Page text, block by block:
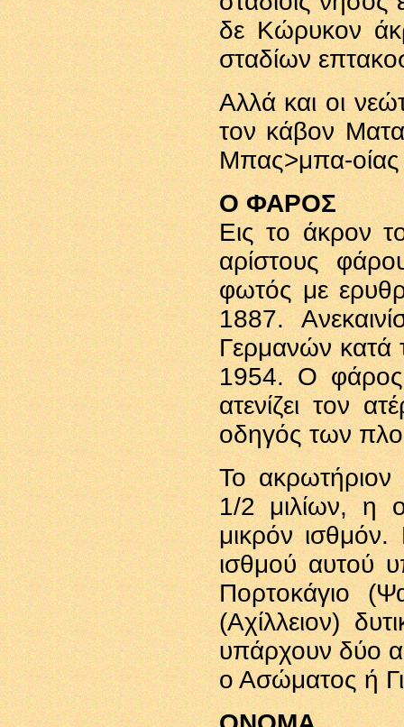
δε Κώρυκον
σταδίων
Αλλά και οι
τον κάβον
Μπας>μπα-οίας
Ο ΦΑΡΟΣ
Εις το άκρον
αρίστους
φωτός με
1887.
Γερμανών κατά
1954. Ο φάρος
ατενίζει τον
οδηγός των
Το ακρωτήριον
1/2 μιλίων, η
μικρόν
ισθμού αυτού
Πορτοκάγιο
(Αχίλλειον)
υπάρχουν δύο
ο Ασώματος ή